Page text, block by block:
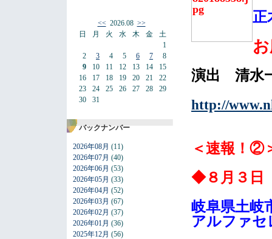
<<2026.08 >>
日
2
9
16
23
30
月
3
10
17
24
31
火
4
11
18
25
水
5
12
19
26
木
6
13
20
27
金
7
14
21
28
土
1
8
15
22
29
バックナンバー
2026年08月 (11)
2026年07月 (40)
2026年06月 (53)
2026年05月 (33)
2026年04月 (52)
2026年03月 (67)
2026年02月 (37)
2026年01月 (36)
2025年12月 (56)
演出 清水
http://
＜速報！②
◆８月３日
岐阜県土岐
アルファセ